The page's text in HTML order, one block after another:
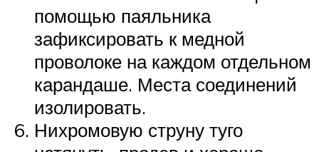
помощью паяльника
зафиксировать к медной
проволоке на каждом отдельном
карандаше. Места соединений
изолировать.
Нихромовую струну туго